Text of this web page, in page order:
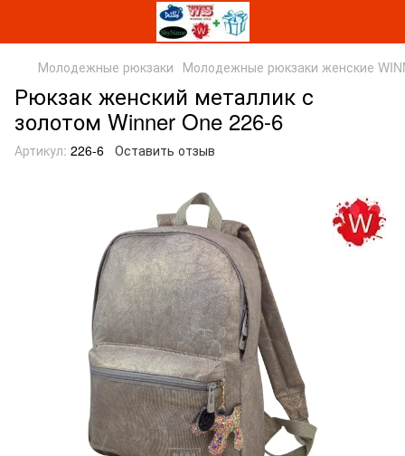
Молодежные рюкзаки Молодежные рюкзаки женские
Рюкзак женский металлик с
золотом Winner One 226-6
Артикул: 226-6 Оставить отзыв